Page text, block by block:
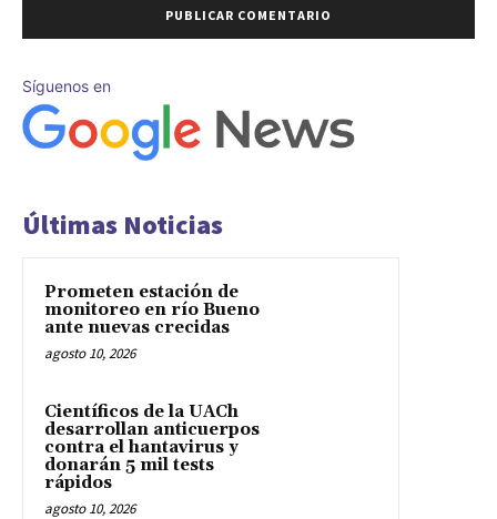
Síguenos en
Últimas Noticias
Prometen estación de
monitoreo en río Bueno
ante nuevas crecidas
agosto 10, 2026
Científicos de la UACh
desarrollan anticuerpos
contra el hantavirus y
donarán 5 mil tests
rápidos
agosto 10, 2026